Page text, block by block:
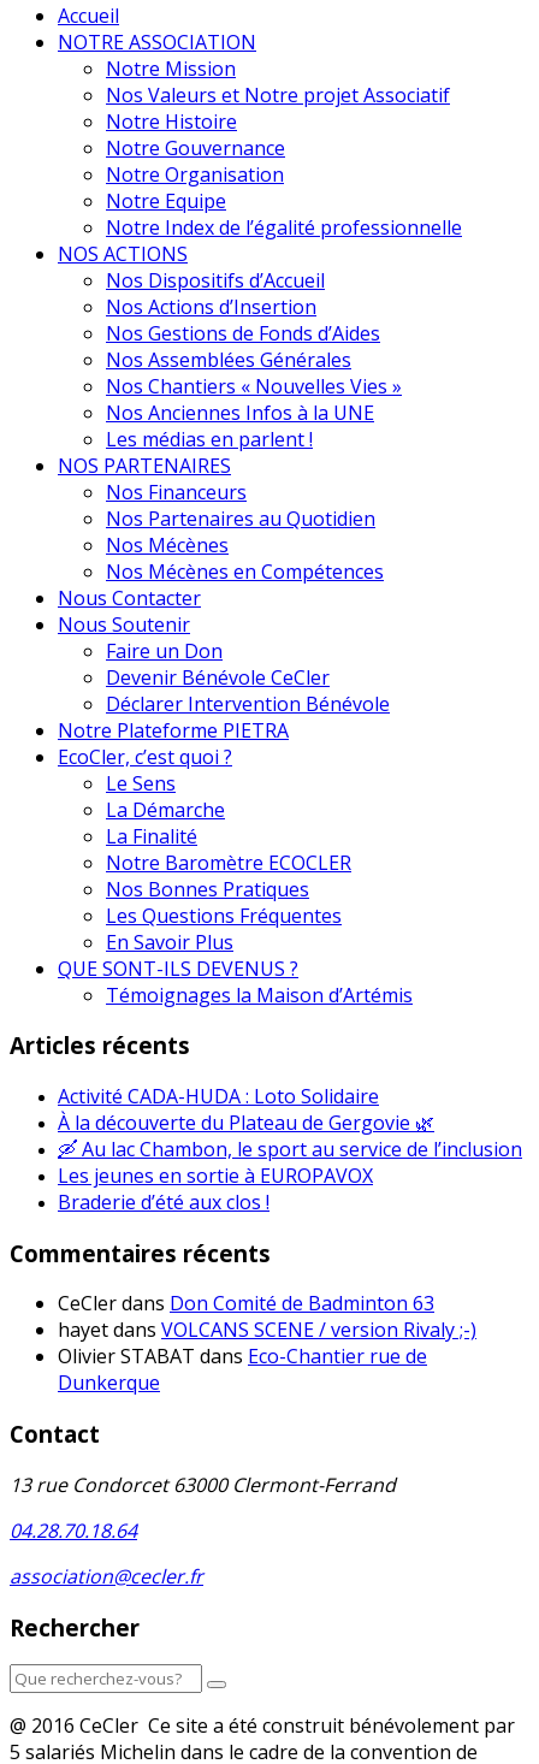
Accueil
NOTRE ASSOCIATION
Notre Mission
Nos Valeurs et Notre projet Associatif
Notre Histoire
Notre Gouvernance
Notre Organisation
Notre Equipe
Notre Index de l’égalité professionnelle
NOS ACTIONS
Nos Dispositifs d’Accueil
Nos Actions d’Insertion
Nos Gestions de Fonds d’Aides
Nos Assemblées Générales
Nos Chantiers « Nouvelles Vies »
Nos Anciennes Infos à la UNE
Les médias en parlent !
NOS PARTENAIRES
Nos Financeurs
Nos Partenaires au Quotidien
Nos Mécènes
Nos Mécènes en Compétences
Nous Contacter
Nous Soutenir
Faire un Don
Devenir Bénévole CeCler
Déclarer Intervention Bénévole
Notre Plateforme PIETRA
EcoCler, c’est quoi ?
Le Sens
La Démarche
La Finalité
Notre Baromètre ECOCLER
Nos Bonnes Pratiques
Les Questions Fréquentes
En Savoir Plus
QUE SONT-ILS DEVENUS ?
Témoignages la Maison d’Artémis
Articles récents
Activité CADA-HUDA : Loto Solidaire
À la découverte du Plateau de Gergovie 🌿
🛶 Au lac Chambon, le sport au service de l’inclusion
Les jeunes en sortie à EUROPAVOX
Braderie d’été aux clos !
Commentaires récents
CeClerdans Don Comité de Badminton 63
hayetdans VOLCANS SCENE / version Rivaly ;-)
Olivier STABAT dans Eco-Chantier rue de
Dunkerque
Contact
13 rue Condorcet 63000 Clermont-Ferrand
04.28.70.18.64
association@cecler.fr
Rechercher
@ 2016 CeCler Ce site a été construit bénévolement par
5 salariés Michelin dans le cadre de la convention de